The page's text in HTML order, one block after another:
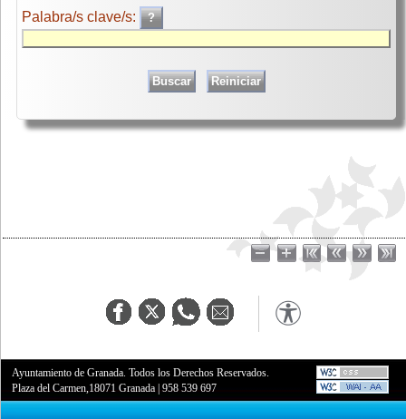
Palabra/s clave/s:
Ayuntamiento de Granada. Todos los Derechos Reservados.
Plaza del Carmen,18071 Granada |958 539 697